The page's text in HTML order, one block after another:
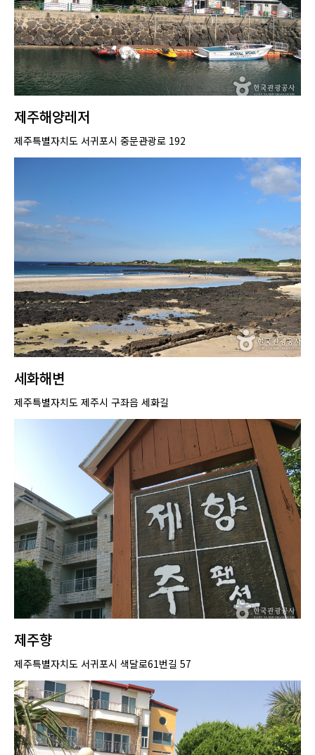
제주해양레저
제주특별자치도 서귀포시 중문관광로 192
세화해변
제주특별자치도 제주시 구좌읍 세화길
제주향
제주특별자치도 서귀포시 색달로61번길 57